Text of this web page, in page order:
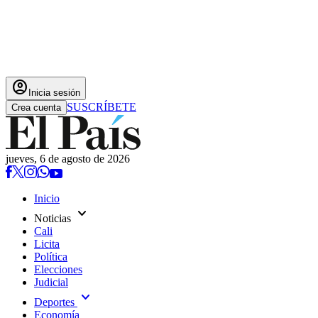
account_circle Inicia sesión
Crea cuenta SUSCRÍBETE
jueves, 6 de agosto de 2026
Inicio
Noticias expand_more
Cali
Licita
Política
Elecciones
Judicial
Deportes expand_more
Economía